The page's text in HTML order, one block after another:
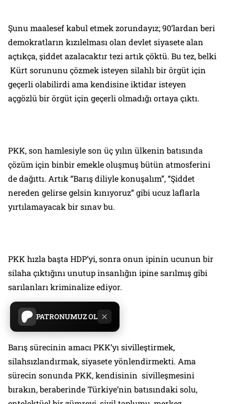
PATRONUMUZ OL
Şunu maalesef kabul etmek zorundayız; 90’lardan beri
demokratların kızılelması olan devlet siyasete alan
açtıkça, şiddet azalacaktır tezi artık çöktü. Bu tez, belki
Kürt sorununu çözmek isteyen silahlı bir örgüt için
geçerli olabilirdi ama kendisine iktidar isteyen
açgözlü bir örgüt için geçerli olmadığı ortaya çıktı.
PKK, son hamlesiyle son üç yılın ülkenin batısında
çözüm için binbir emekle oluşmuş bütün atmosferini
de dağıttı. Artık “Barış diliyle konuşalım”, “Şiddet
nereden gelirse gelsin kınıyoruz” gibi ucuz laflarla
yırtılamayacak bir sınav bu.
PKK hızla başta HDP’yi, sonra onun ipinin ucunun bir
silaha çıktığını unutup insanlığın ipine sarılmış gibi
sarılanları kriminalize ediyor.
Barış sürecinin amacı PKK’yı sivilleştirmek,
silahsızlandırmak, siyasete yönlendirmekti. Ama
sürecin sonunda PKK, kendisinin sivilleşmesini
bırakın, beraberinde Türkiye’nin batısındaki solu,